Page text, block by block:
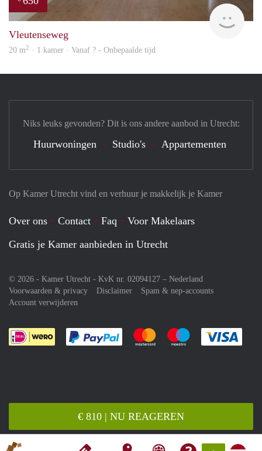
€ 810 | NU REAGEREN
Vleutenseweg
20 m2 · 1 kamer · Vanaf ? - Onbepaalde tijd
Op Kamer Utrecht vind en verhuur je makkelijk je Kamer
Over ons Contact Faq
Voor Makelaars
Gratis je Kamer aanbieden in Utrecht
© 2026 - Kamer Utrecht - KvK nr. 02094127 – Nederland
Voorwaarden & privacy
Disclaimer
Spam & nep-accounts
Account verwijderen
Je rekent gemakkelijk af met Paypal
Je rekent gemakkelijk af met
Je rekent
Niks leuks gevonden? Dit is ons andere aanbod in Utrecht:
Huurwoningen Studio's Appartementen